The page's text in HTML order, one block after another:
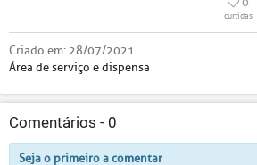
curtidas
Criado em: 28/07/2021
Área de serviço e dispensa
Comentários - 0
Seja o primeiro a comentar